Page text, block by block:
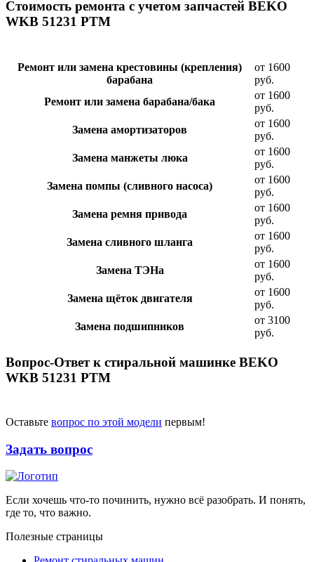
Стоимость ремонта с учетом запчастей BEKO
WKB 51231 PTM
Ремонт или замена крестовины (крепления)
барабана
от 1600
руб.
Ремонт или замена барабана/бака
от 1600
руб.
Замена амортизаторов
от 1600
руб.
Замена манжеты люка
от 1600
руб.
Замена помпы (сливного насоса)
от 1600
руб.
Замена ремня привода
от 1600
руб.
Замена сливного шланга
от 1600
руб.
Замена ТЭНа
от 1600
руб.
Замена щёток двигателя
от 1600
руб.
Замена подшипников
от 3100
руб.
Вопрос-Ответ к стиральной машинке BEKO
WKB 51231 PTM
Оставьте вопрос по этой модели первым!
Задать вопрос
Если хочешь что-то починить, нужно всё разобрать. И понять,
где то, что важно.
Полезные страницы